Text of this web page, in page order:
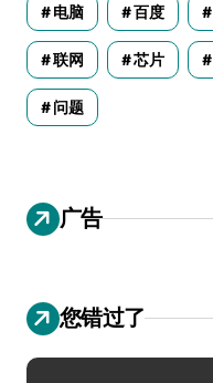
电脑 百度
联网 芯片
问题
广告
您错过了